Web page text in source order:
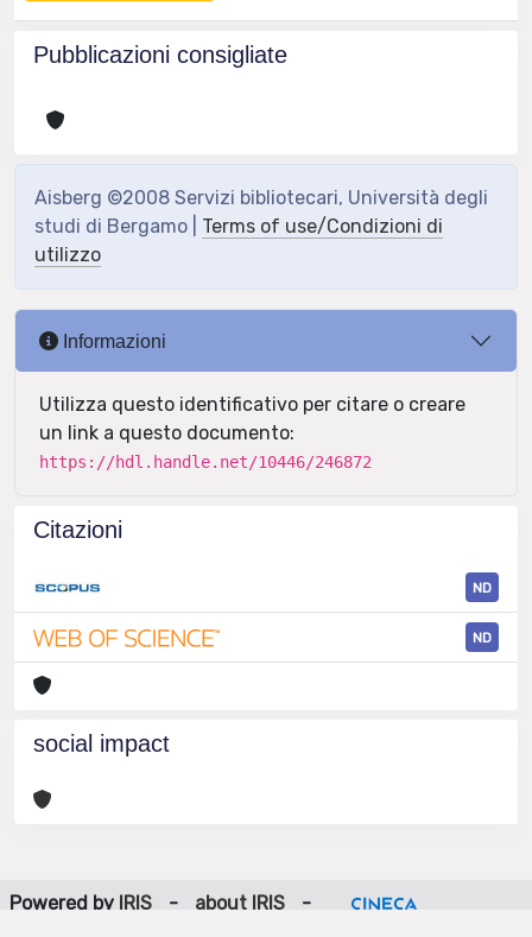
Pubblicazioni consigliate
Aisberg ©2008 Servizi bibliotecari, Università degli
studi di Bergamo | Terms of use/Condizioni di
utilizzo
Informazioni
Utilizza questo identificativo per citare o creare
un link a questo documento:
https://hdl.handle.net/10446/246872
Citazioni
ND
ND
social impact
Powered by IRIS - about IRIS
-